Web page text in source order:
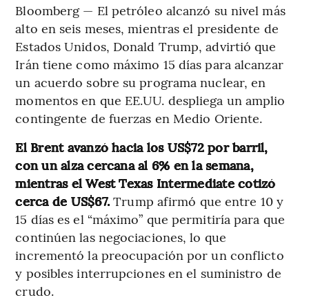
Bloomberg — El petróleo alcanzó su nivel más
alto en seis meses, mientras el presidente de
Estados Unidos, Donald Trump, advirtió que
Irán tiene como máximo 15 días para alcanzar
un acuerdo sobre su programa nuclear, en
momentos en que EE.UU. despliega un amplio
contingente de fuerzas en Medio Oriente.
El Brent avanzó hacia los US$72 por barril,
con un alza cercana al 6% en la semana,
mientras el West Texas Intermediate cotizó
cerca de US$67.Trump afirmó que entre 10 y
15 días es el “máximo” que permitiría para que
continúen las negociaciones, lo que
incrementó la preocupación por un conflicto
y posibles interrupciones en el suministro de
crudo.